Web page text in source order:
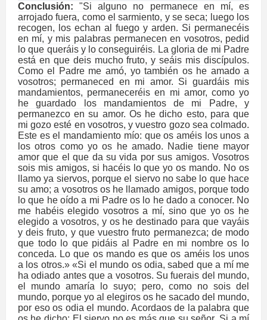
Conclusión: "Si alguno no permanece en mí, es
arrojado fuera, como el sarmiento, y se seca; luego los
recogen, los echan al fuego y arden. Si permanecéis
en mí, y mis palabras permanecen en vosotros, pedid
lo que queráis y lo conseguiréis. La gloria de mi Padre
está en que deis mucho fruto, y seáis mis discípulos.
Como el Padre me amó, yo también os he amado a
vosotros; permaneced en mi amor. Si guardáis mis
mandamientos, permaneceréis en mi amor, como yo
he guardado los mandamientos de mi Padre, y
permanezco en su amor. Os he dicho esto, para que
mi gozo esté en vosotros, y vuestro gozo sea colmado.
Este es el mandamiento mío: que os améis los unos a
los otros como yo os he amado. Nadie tiene mayor
amor que el que da su vida por sus amigos. Vosotros
sois mis amigos, si hacéis lo que yo os mando. No os
llamo ya siervos, porque el siervo no sabe lo que hace
su amo; a vosotros os he llamado amigos, porque todo
lo que he oído a mi Padre os lo he dado a conocer. No
me habéis elegido vosotros a mí, sino que yo os he
elegido a vosotros, y os he destinado para que vayáis
y deis fruto, y que vuestro fruto permanezca; de modo
que todo lo que pidáis al Padre en mi nombre os lo
conceda. Lo que os mando es que os améis los unos
a los otros.» «Si el mundo os odia, sabed que a mí me
ha odiado antes que a vosotros. Su fuerais del mundo,
el mundo amaría lo suyo; pero, como no sois del
mundo, porque yo al elegiros os he sacado del mundo,
por eso os odia el mundo. Acordaos de la palabra que